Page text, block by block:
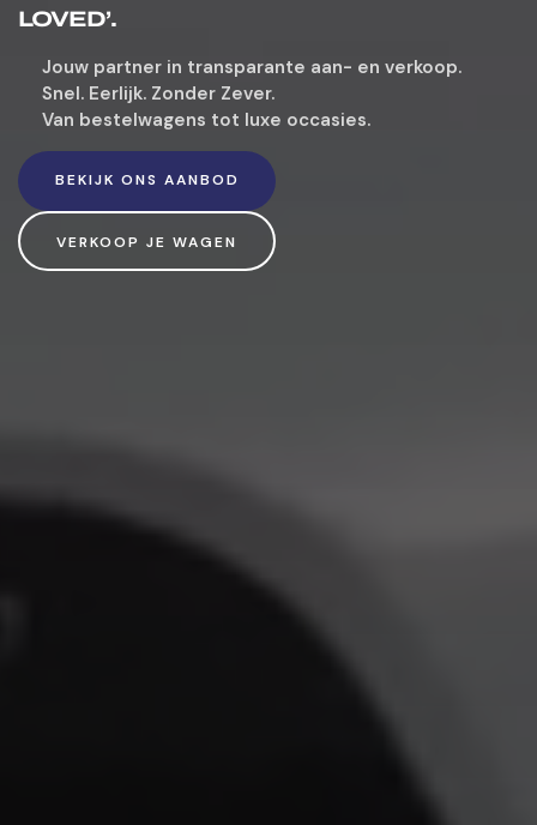
LOVED’.
Jouw partner in transparante aan- en verkoop.
Snel. Eerlijk. Zonder Zever.
Van bestelwagens tot luxe occasies.
BEKIJK ONS AANBOD
VERKOOP JE WAGEN
KLIK HIER